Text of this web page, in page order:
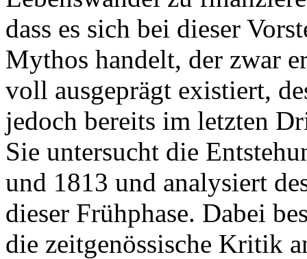
dass es sich bei dieser
Mythos handelt, der zwar
voll ausgeprägt existiert,
jedoch bereits im letzten
Sie untersucht die
und 1813 und analysiert
dieser Frühphase. Dabei
die zeitgenössische Kritik